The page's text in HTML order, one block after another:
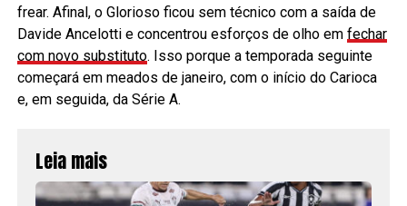
frear. Afinal, o Glorioso ficou sem técnico com a saída de
Davide Ancelotti e concentrou esforços de olho em fechar
com novo substituto. Isso porque a temporada seguinte
começará em meados de janeiro, com o início do Carioca
e, em seguida, da Série A.
Leia mais